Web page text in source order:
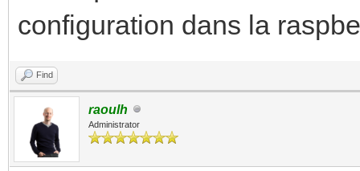
configuration dans la
Find
raoulh
Administrator